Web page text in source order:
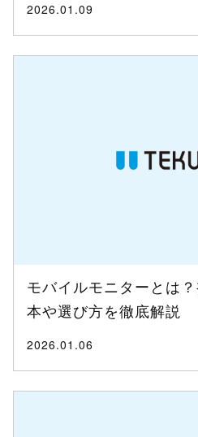
2026.01.09
モバイルモニターとは
本や選び方を徹底解説
2026.01.06